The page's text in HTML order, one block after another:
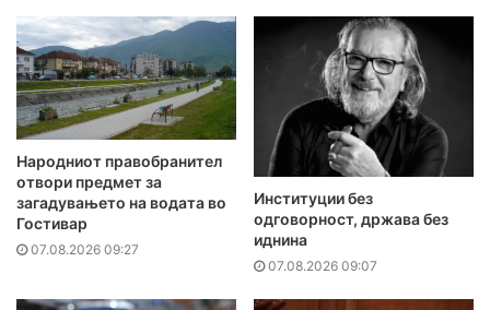
Народниот правобранител
отвори предмет за
загадувањето на водата во
Гостивар
07.08.2026 09:27
Институции без
одговорност, држава без
иднина
07.08.2026 09:07